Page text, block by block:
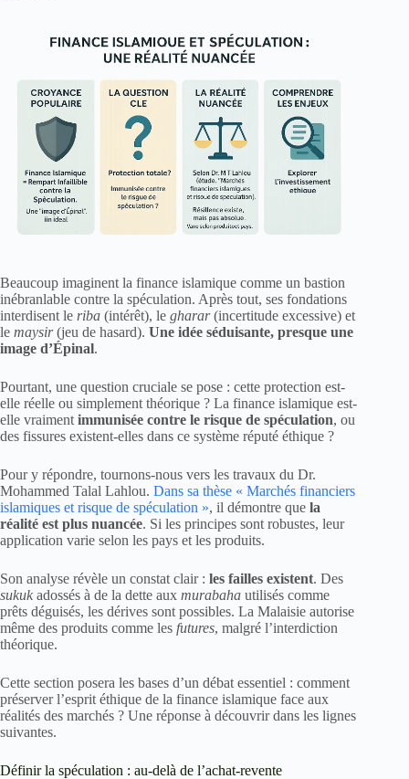
Beaucoup imaginent la finance islamique comme un bastion
inébranlable contre la spéculation. Après tout, ses fondations
interdisent le riba (intérêt), le gharar(incertitude excessive) et
le maysir(jeu de hasard). Une idée séduisante, presque une
image d’Épinal.
Pourtant, une question cruciale se pose : cette protection est-
elle réelle ou simplement théorique ? La finance islamique est-
elle vraiment immunisée contre le risque de spéculation, ou
des fissures existent-elles dans ce système réputé éthique ?
Pour y répondre, tournons-nous vers les travaux du Dr.
Mohammed Talal Lahlou. Dans sa thèse « Marchés financiers
islamiques et risque de spéculation », il démontre que la
réalité est plus nuancée. Si les principes sont robustes, leur
application varie selon les pays et les produits.
Son analyse révèle un constat clair : les failles existent. Des
sukuk adossés à de la dette aux murabaha utilisés comme
prêts déguisés, les dérives sont possibles. La Malaisie autorise
même des produits comme les futures, malgré l’interdiction
théorique.
Cette section posera les bases d’un débat essentiel : comment
préserver l’esprit éthique de la finance islamique face aux
réalités des marchés ? Une réponse à découvrir dans les lignes
suivantes.
Définir la spéculation : au-delà de l’achat-revente